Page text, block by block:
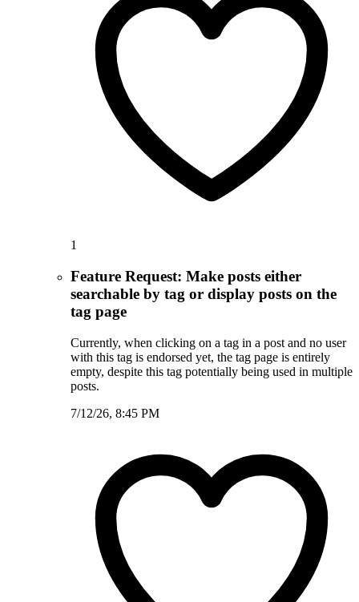
1
Feature Request: Make posts either
searchable by tag or display posts on the
tag page
Currently, when clicking on a tag in a post and no user
with this tag is endorsed yet, the tag page is entirely
empty, despite this tag potentially being used in multiple
posts.
7/12/26, 8:45 PM